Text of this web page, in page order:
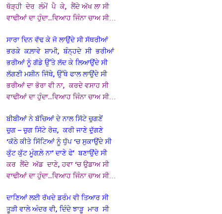
ਥੋੜ੍ਹੀ ਦੇਰ ਲੰਮੇਂ ਪੈ ਕੇ, ਲੈਂਦੇ ਅੱਖ ਲਾ ਸੀ
ਵਾਢੀਆਂ ਦਾ ਹੁੰਦਾ..ਵਿਆਹ ਜਿੰਨਾ ਚਾਅ ਸੀ…
ਸਾਰਾ ਦਿਨ ਵੱਢ ਕੇ ਜੋ ਲਾਉਂਦੇ ਸੀ ਸੱਥਰੀਆਂ
ਭਰਕੇ ਕਲ਼ਾਵੇ ਸ਼ਾਮੀ, ਬੰਨ੍ਹਦੇ ਸੀ ਭਰੀਆਂ
ਭਰੀਆਂ ਨੂੰ ਗੱਡੇ ਉੱਤੇ ਲੱਦ ਕੇ ਲਿਆਉਂਦੇ ਸੀ
ਲੱਗਣੀ ਮਸ਼ੀਨ ਜਿੱਥੇ, ਉੱਥੇ ਫਾਲ ਲਾਉਂਦੇ ਸੀ
ਭਰੀਆਂ ਦਾ ਭੋਰਾ ਵੀ ਨਾ, ਕਰਦੇ ਵਸਾਹ ਸੀ
ਵਾਢੀਆਂ ਦਾ ਹੁੰਦਾ..ਵਿਆਹ ਜਿੰਨਾ ਚਾਅ ਸੀ…
ਬੀਬੀਆਂ ਨੇ ਬੱਚਿਆਂ ਦੇ ਨਾਲ ਸਿੱਟੇ ਚੁਗਣੇਂ
ਚੁਗ – ਚੁਗ ਸਿੱਟੇ ਰੋਜ਼, ਕਰੀ ਜਾਣੇ ਦੁੱਗਣੇ
‘ਕੱਠੇ ਕੀਤੇ ਸਿੱਟਿਆਂ ਨੂੰ ਧੁੱਪ ‘ਚ ਸੁਕਾਉਂਦੇ ਸੀ
ਕੁੱਟ ਕੁੱਟ ਮੂੰਗਲ਼ੇ ਨਾ’ ਦਾਣੇ ਫੇ’ ਬਣਾਉਂਦੇ ਸੀ
ਕਰ ਲੈਂਦੇ ਅੱਡ ਦਾਣੇ, ਹਵਾ ‘ਚ ਉਡਾਅ ਸੀ
ਵਾਢੀਆਂ ਦਾ ਹੁੰਦਾ..ਵਿਆਹ ਜਿੰਨਾ ਚਾਅ ਸੀ…
ਦਾਣਿਆਂ ਲਈ ਰੱਖਦੇ ਡਰੰਮ ਵੀ ਤਿਆਰ ਸੀ
ਤੂੜੀ ਵਾਲੇ ਅੰਦਰ ਵੀ, ਦਿੰਦੇ ਝਾੜੂ ਮਾਰ ਸੀ